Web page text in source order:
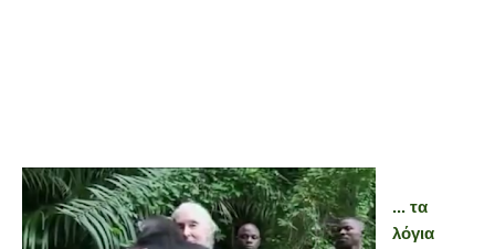
... τα
λόγια